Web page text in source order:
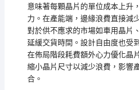
意味著每顆晶片的單位成本上升
力。在產能端，邊緣浪費直接減
對於供不應求的市場如車用晶片
延緩交貨時間。設計自由度也受
在佈局階段耗費額外心力優化晶
縮小晶片尺寸以減少浪費，影響
合。